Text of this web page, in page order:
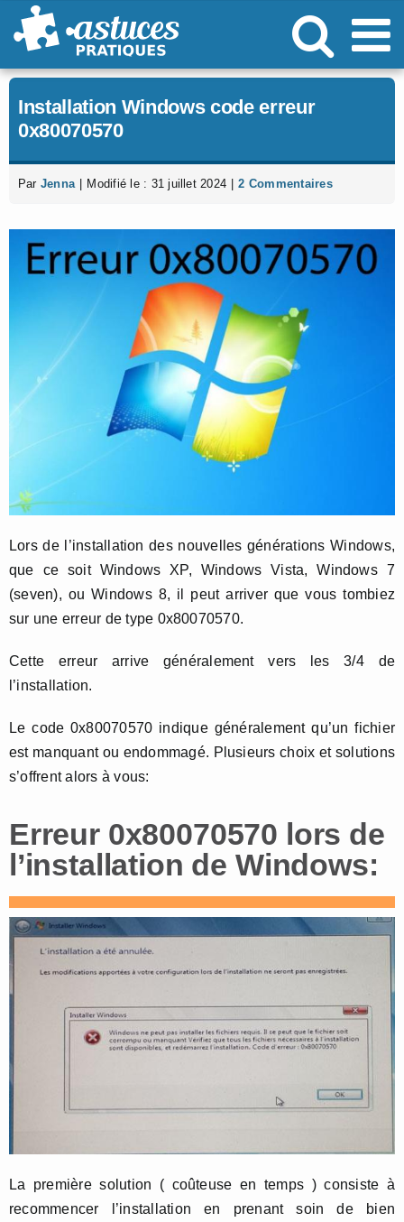
Passer
au
Installation Windows code erreur
0x80070570
Par Jenna Modifié le : 31 juillet 2024 2 Commentaires
Lors de l’installation des nouvelles générations Windows,
que ce soit Windows XP, Windows Vista, Windows 7
(seven), ou Windows 8, il peut arriver que vous tombiez
sur une erreur de type 0x80070570.
Cette erreur arrive généralement vers les 3/4 de
l’installation.
Le code 0x80070570 indique généralement qu’un fichier
est manquant ou endommagé. Plusieurs choix et solutions
s’offrent alors à vous:
Erreur 0x80070570 lors de
l’installation de Windows:
La première solution ( coûteuse en temps ) consiste à
recommencer l’installation en prenant soin de bien